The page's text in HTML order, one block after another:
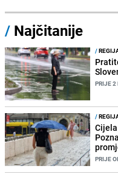
/ Najčitanije
/
PRIJE
/
PRIJE